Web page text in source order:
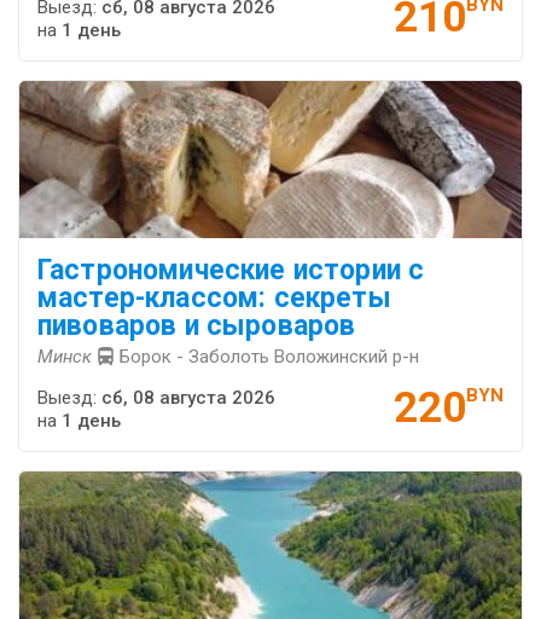
210 BYN
Выезд: сб, 08 августа 2026
на 1 день
Гастрономические истории с
мастер-классом: секреты
пивоваров и сыроваров
Минск Борок - Заболоть Воложинский р-н
220BYN
Выезд: сб, 08 августа 2026
на 1 день